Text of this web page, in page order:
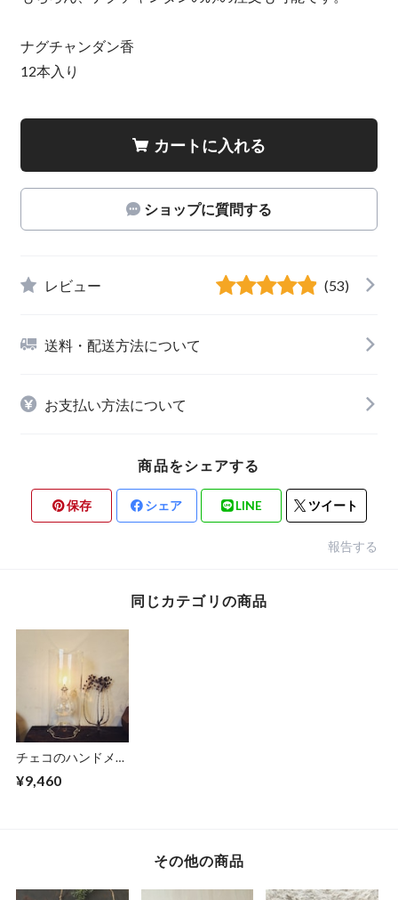
ナグチャンダン香
12本入り
カートに入れる
ショップに質問する
レビュー (53)
送料・配送方法について
お支払い方法について
商品をシェアする
保存 シェア LINE ツイート
報告する
同じカテゴリの商品
チェコのハンドメイ
¥9,460
その他の商品